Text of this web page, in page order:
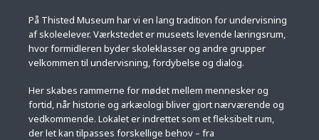
På Thisted Museum har vi en lang tradition for undervisning
af skoleelever. Værkstedet er museets levende læringsrum,
hvor formidleren byder skoleklasser og andre grupper
velkommen til undervisning, fordybelse og dialog.
Her skabes rammerne for mødet mellem mennesker og
fortid, når historie og arkæologi bliver gjort nærværende og
vedkommende. Lokalet er indrettet som et fleksibelt rum,
der let kan tilpasses forskellige behov – fra